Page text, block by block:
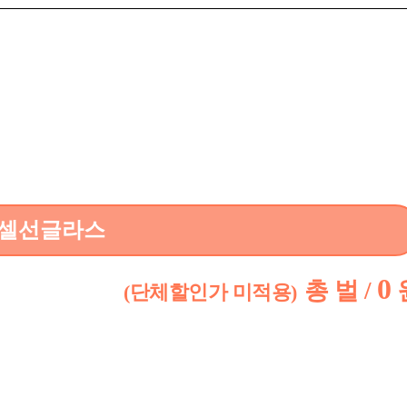
선글라스
(단체할인가 미적용) 총 벌 / 0